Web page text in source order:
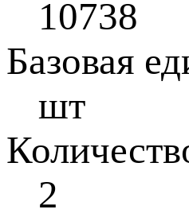
10738
Базовая
шт
2